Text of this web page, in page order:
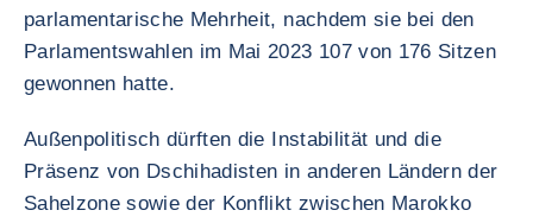
parlamentarische Mehrheit, nachdem sie bei den
Parlamentswahlen im Mai 2023 107 von 176 Sitzen
gewonnen hatte.
Außenpolitisch dürften die Instabilität und die
Präsenz von Dschihadisten in anderen Ländern der
Sahelzone sowie der Konflikt zwischen Marokko